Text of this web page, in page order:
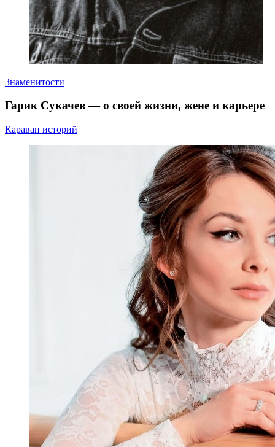
Знаменитости
Гарик Сукачев — о своей жизни, жене и карьере
Караван историй